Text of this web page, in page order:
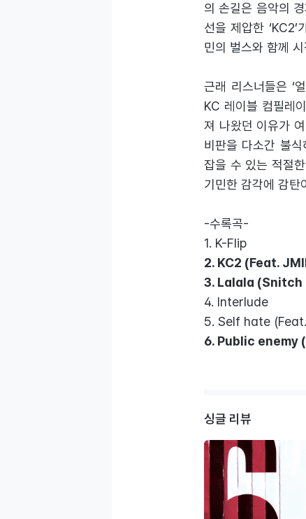
의 손길은 음악의
선을 제압한
민의 벌스와 함께
근래 리스너들은 ‘
KC 레이블 컴필레
져 나왔던 이유가
비판을 다소간 불
잡을 수 있는 적절
기민한 감각에 감탄
-수록곡-
1. K-Flip
2. KC2 (Feat.
3. Lalala (Snitch
4. Interlude
5. Self hate
6. Public enemy
싱글 리뷰